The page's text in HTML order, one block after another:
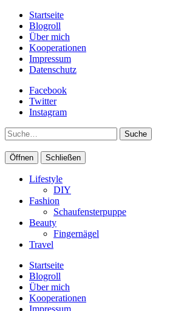
Startseite
Blogroll
Über mich
Kooperationen
Impressum
Datenschutz
Facebook
Twitter
Instagram
Suche
Öffnen Schließen
Lifestyle
DIY
Fashion
Schaufensterpuppe
Beauty
Fingernägel
Travel
Startseite
Blogroll
Über mich
Kooperationen
Impressum